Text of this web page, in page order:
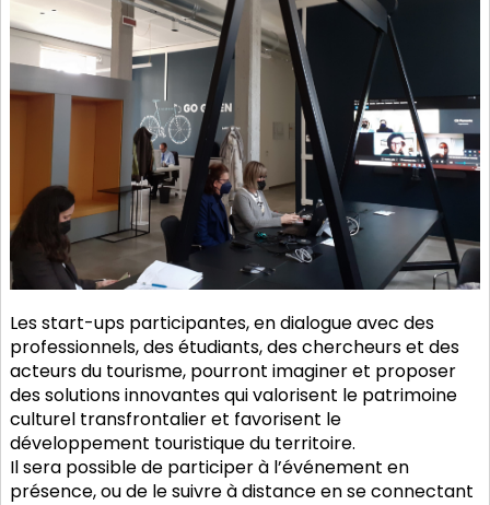
Les start-ups participantes, en dialogue avec des
professionnels, des étudiants, des chercheurs et des
acteurs du tourisme, pourront imaginer et proposer
des solutions innovantes qui valorisent le patrimoine
culturel transfrontalier et favorisent le
développement touristique du territoire.
Il sera possible de participer à l’événement en
présence, ou de le suivre à distance en se connectant